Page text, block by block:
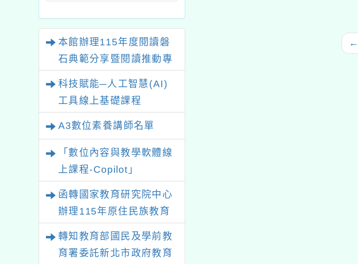
本館辦理115年度閱讀磐
石典範分享暨閱讀推動專
科技賦能─人工智慧(AI)
工具線上基礎課程
A3數位素養講師名單
「數位內容與教學軟體線
上課程-Copilot」
函轉國家教育研究院中心
辦理115年原住民族教育
育國際趨勢與發展」
轉知教育部國民及學前教
育署委託新北市政府教育
十五：
←